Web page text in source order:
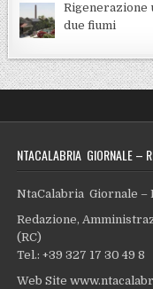
Rigenerazione
due fiumi
NTACALABRIA GIORNALE –
NtaCalabria Giornale –
Redazione,
(RC)
Tel.: +39 327 17 30 49 8
Web Site